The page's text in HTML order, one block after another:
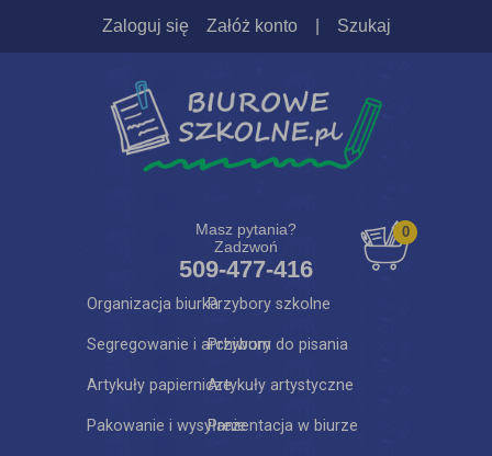
Zaloguj się Załóż konto Szukaj
Masz pytania?
Zadzwoń
509-477-416
0
Organizacja biurkaPrzybory szkolne
Segregowanie i archiwumPrzybory do pisania
Artykuły papierniczeArtykuły artystyczne
Pakowanie i wysyłaniePrezentacja w biurze